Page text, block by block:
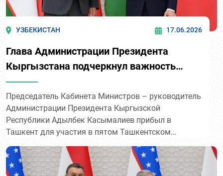
УЗБЕКИСТАН 17.06.2026
Глава Администрации Президента
Кыргызстана подчеркнул важность
расширения практического
сотрудничества с Узбекистаном
Председатель Кабинета Министров – руководитель
Администрации Президента Кыргызской
Республики Адылбек Касымалиев прибыл в
Ташкент для участия в пятом Ташкентском
международном инвестиционном форуме.